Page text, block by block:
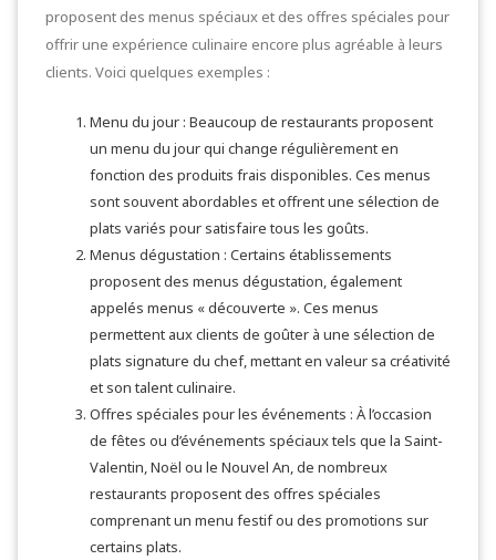
proposent des menus spéciaux et des offres spéciales pour
offrir une expérience culinaire encore plus agréable à leurs
clients. Voici quelques exemples :
Menu du jour : Beaucoup de restaurants proposent
un menu du jour qui change régulièrement en
fonction des produits frais disponibles. Ces menus
sont souvent abordables et offrent une sélection de
plats variés pour satisfaire tous les goûts.
Menus dégustation : Certains établissements
proposent des menus dégustation, également
appelés menus « découverte ». Ces menus
permettent aux clients de goûter à une sélection de
plats signature du chef, mettant en valeur sa créativité
et son talent culinaire.
Offres spéciales pour les événements : À l’occasion
de fêtes ou d’événements spéciaux tels que la Saint-
Valentin, Noël ou le Nouvel An, de nombreux
restaurants proposent des offres spéciales
comprenant un menu festif ou des promotions sur
certains plats.